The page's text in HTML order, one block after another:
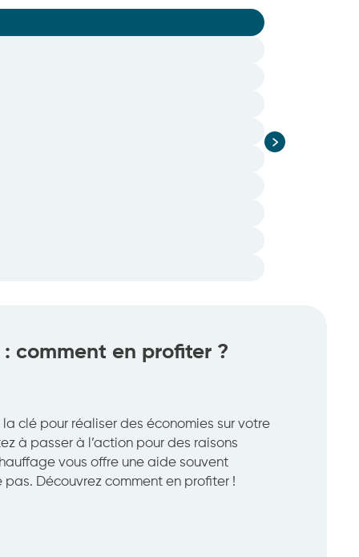
comment en profiter ?
clé pour réaliser des économies sur votre
à passer à l’action pour des raisons
vous offre une aide souvent
Découvrez comment en profiter !